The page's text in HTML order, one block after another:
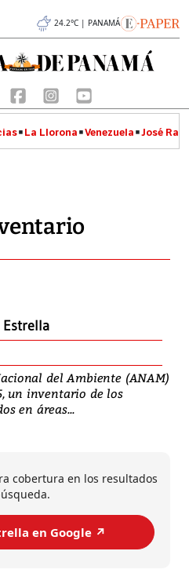
24.2°C | PANAMÁ
La Llorona Venezuela José
Estrella
del Ambiente (ANAM)
un inventario de los
en áreas...
cobertura en los resultados
en Google ↗️